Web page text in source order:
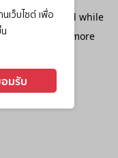
เว็บไซต์ เพื่อ
มรับ
has occurred while
console
for more